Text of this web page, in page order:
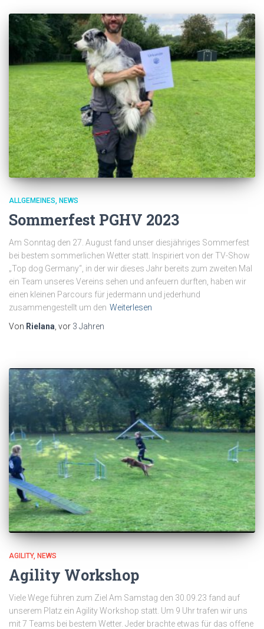
ALLGEMEINES NEWS
Sommerfest PGHV 2023
Am Sonntag den 27. August fand unser diesjähriges Sommerfest
bei bestem sommerlichen Wetter statt. Inspiriert von der TV-Show
„Top dog Germany“, in der wir dieses Jahr bereits zum zweiten Mal
ein Team unseres Vereins sehen und anfeuern durften, haben wir
einen kleinen Parcours für jedermann und jederhund
zusammengestellt um den Weiterlesen
Von Rielana, vor 3 Jahren
AGILITY NEWS
Agility Workshop
Viele Wege führen zum Ziel Am Samstag den 30.09.23 fand auf
unserem Platz ein Agility Workshop statt. Um 9 Uhr trafen wir uns
mit 7 Teams bei bestem Wetter. Jeder brachte etwas für das offene